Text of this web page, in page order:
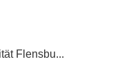
Flensbu...